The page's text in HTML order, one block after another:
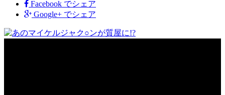
Facebook でシェア
Google+ でシェア